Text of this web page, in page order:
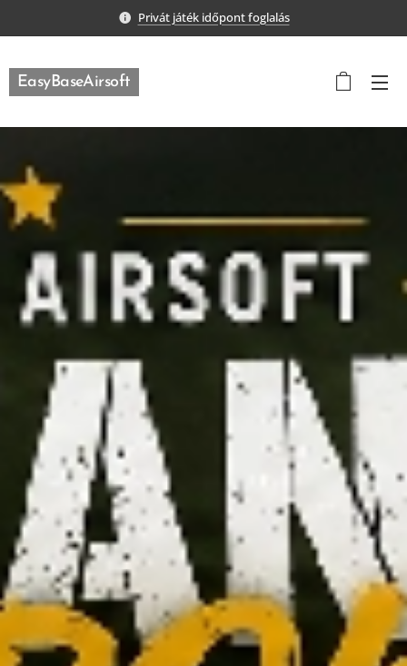
Privát játék időpont foglalás
EasyBaseAirsoft